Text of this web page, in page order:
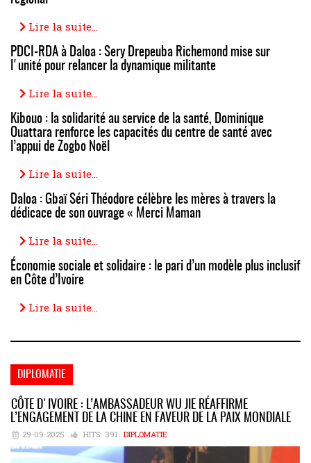
Lire la suite...
PDCI-RDA à Daloa : Sery Drepeuba Richemond mise sur
l'unité pour relancer la dynamique militante
Lire la suite...
Kibouo : la solidarité au service de la santé, Dominique
Ouattara renforce les capacités du centre de santé avec
l’appui de Zogbo Noël
Lire la suite...
Daloa : Gbaï Séri Théodore célèbre les mères à travers la
dédicace de son ouvrage « Merci Maman
Lire la suite...
Économie sociale et solidaire : le pari d’un modèle plus inclusif
en Côte d’Ivoire
Lire la suite...
DIPLOMATIE
CÔTE D'IVOIRE : L’AMBASSADEUR WU JIE RÉAFFIRME
L’ENGAGEMENT DE LA CHINE EN FAVEUR DE LA PAIX MONDIALE
29-09-2025 HITS: 391 DIPLOMATIE